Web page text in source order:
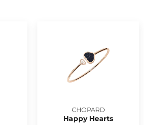
CHOPARD
Happy Hearts